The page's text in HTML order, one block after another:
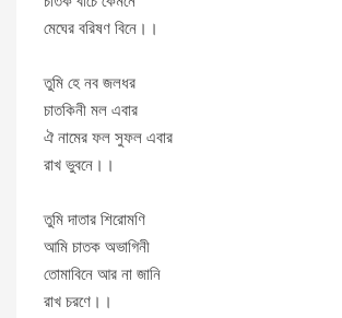
মেঘের বরিষণ বিনে।।
তুমি হে নব জলধর
চাতকিনী মল এবার
ঐ নামের ফল সুফল এবার
রাখ ভুবনে।।
তুমি দাতার শিরোমণি
আমি চাতক অভাগিনী
তোমাবিনে আর না জানি
রাখ চরণে।।